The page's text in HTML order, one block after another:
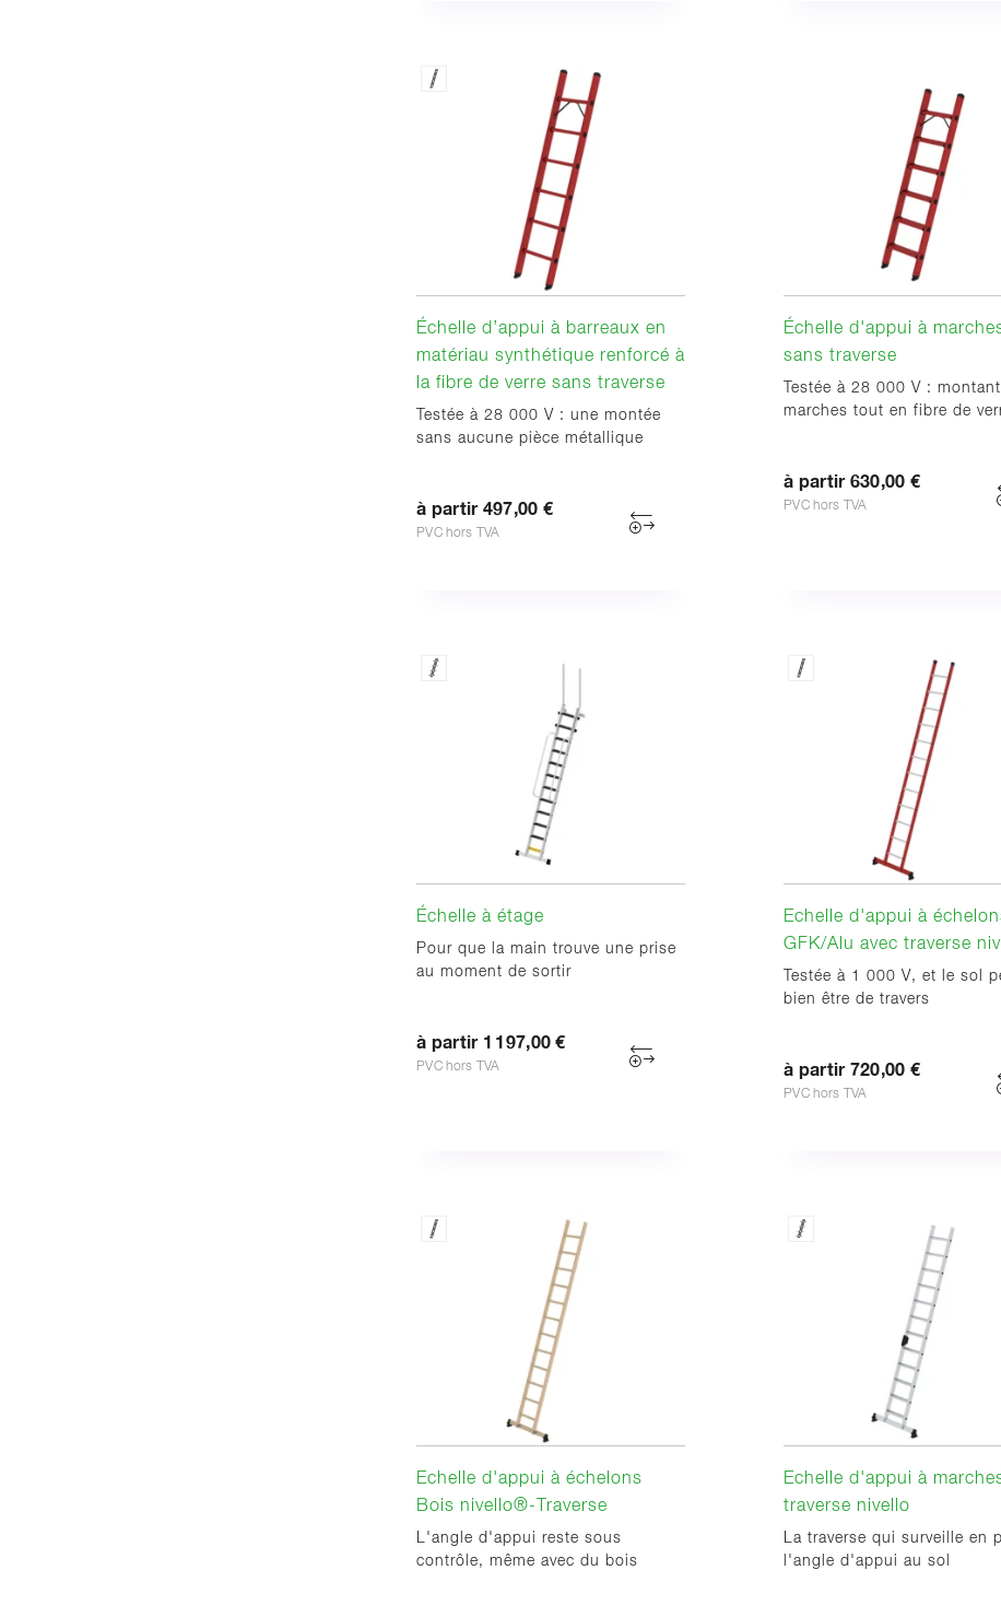
Échelle d’appui à barreaux en
matériau synthétique renforcé à
la fibre de verre sans traverse
Testée à 28 000 V : une montée
sans aucune pièce métallique
à partir 497,00 €
PVC hors TVA
Échelle d'appui à
sans traverse
Testée à 28 000 V :
marches tout en fibre de
à partir 630,00 €
PVC hors TVA
Échelle à étage
Pour que la main trouve une prise
au moment de sortir
à partir 1 197,00 €
PVC hors TVA
Echelle d'appui à
GFK/Alu avec traverse
Testée à 1 000 V, et le sol
bien être de travers
à partir 720,00 €
PVC hors TVA
Echelle d'appui à échelons
Bois nivello®-Traverse
L'angle d'appui reste sous
contrôle, même avec du bois
Echelle d'appui à
traverse nivello
La traverse qui surveille en
l'angle d'appui au sol